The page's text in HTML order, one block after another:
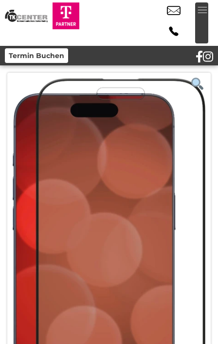
Termin Buchen